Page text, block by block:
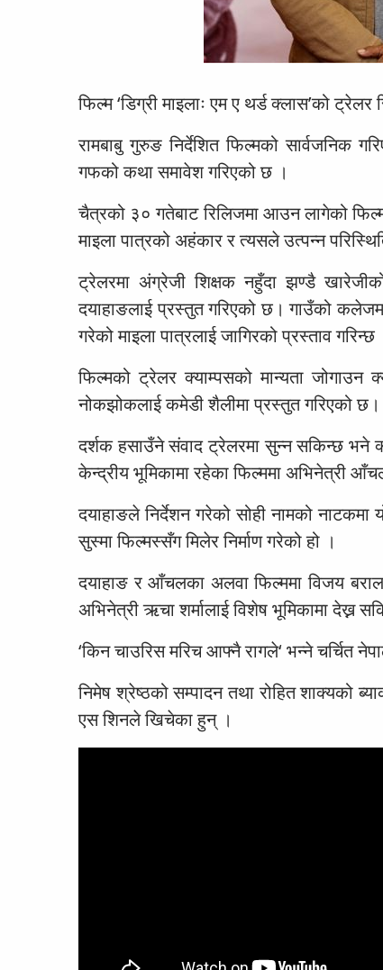
फिल्म ‘डिग्री माइलाः एम ए थर्ड क्लास’को
रामबाबु गुरुङ निर्देशित फिल्मको सार्वजनिक
गफको कथा समावेश गरिएको छ ।
चैत्रको ३० गतेबाट रिलिजमा आउन लागेको
माइला पात्रको अहंकार र त्यसले उत्पन्न
ट्रेलरमा अंग्रेजी शिक्षक नहुँदा झण्डै
दयाहाङलाई प्रस्तुत गरिएको छ। गाउँको
गरेको माइला पात्रलाई जागिरको प्रस्ताव
फिल्मको ट्रेलर क्याम्पसको मान्यता जोगाउन
नोकझोकलाई कमेडी शैलीमा प्रस्तुत गरिएको छ।
दर्शक हसाउँने संवाद ट्रेलरमा सुन्न सकिन्छ भने
केन्द्रीय भूमिकामा रहेका फिल्ममा अभिनेत्री
दयाहाङले निर्देशन गरेको सोही नामको
सुस्मा फिल्मस्सँग मिलेर निर्माण गरेको हो ।
दयाहाङ र आँचलका अलवा फिल्ममा विजय
अभिनेत्री ऋचा शर्मालाई विशेष भूमिकामा देख्न
‘किन चाउरिस मरिच आफ्नै रागले‘ भन्ने चर्चित
निमेष श्रेष्ठको सम्पादन तथा रोहित शाक्यको
एस शिनले खिचेका हुन् ।